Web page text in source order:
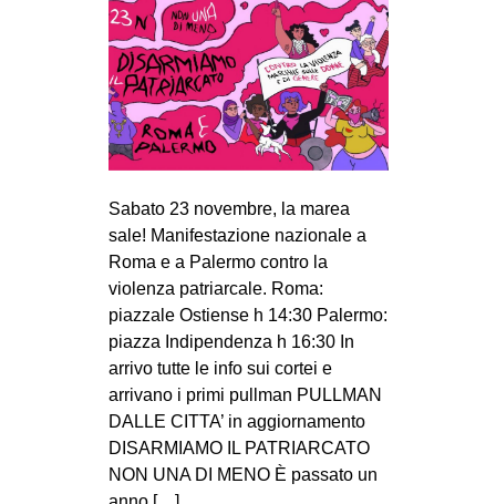
Sabato 23 novembre, la marea
sale! Manifestazione nazionale a
Roma e a Palermo contro la
violenza patriarcale. Roma:
piazzale Ostiense h 14:30 Palermo:
piazza Indipendenza h 16:30 In
arrivo tutte le info sui cortei e
arrivano i primi pullman PULLMAN
DALLE CITTA’ in aggiornamento
DISARMIAMO IL PATRIARCATO
NON UNA DI MENO È passato un